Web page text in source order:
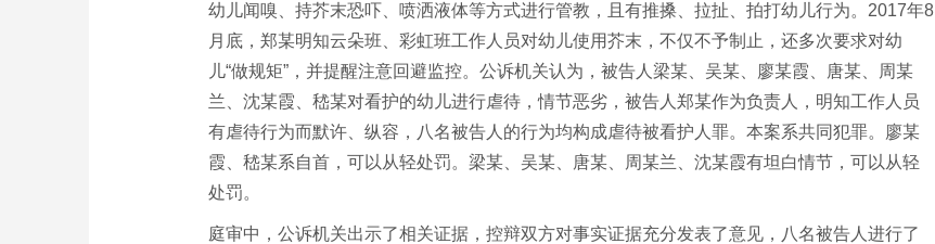
幼儿闻嗅、持芥末恐吓、喷洒液体等方式进行管教，且有推搡、拉扯、拍打幼儿行为。2017年8
月底，郑某明知云朵班、彩虹班工作人员对幼儿使用芥末，不仅不予制止，还多次要求对幼
儿“做规矩”，并提醒注意回避监控。公诉机关认为，被告人梁某、吴某、廖某霞、唐某、周某
兰、沈某霞、嵇某对看护的幼儿进行虐待，情节恶劣，被告人郑某作为负责人，明知工作人员
有虐待行为而默许、纵容，八名被告人的行为均构成虐待被看护人罪。本案系共同犯罪。廖某
霞、嵇某系自首，可以从轻处罚。梁某、吴某、唐某、周某兰、沈某霞有坦白情节，可以从轻
处罚。
庭审中，公诉机关出示了相关证据，控辩双方对事实证据充分发表了意见，八名被告人进行了